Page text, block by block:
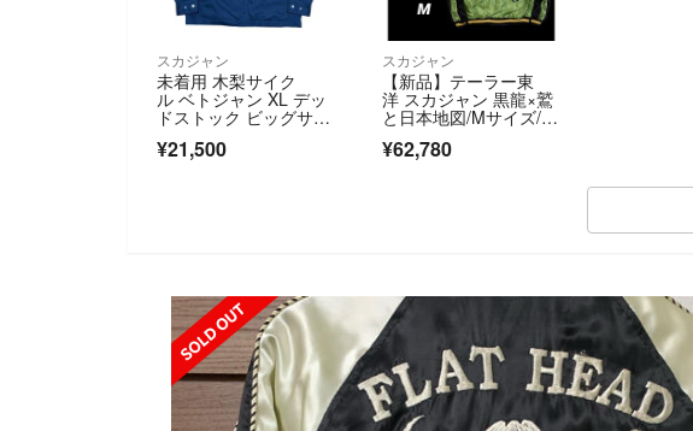
スカジャン
未着用 木梨サイク
ル ベトジャン XL デッ
ドストック ビッグサイ
武 ベトナムジャケッ
¥21,500
スカジャン
【新品】テーラー東
洋 スカジャン 黒龍×鷲
と日本地図/Mサイズ/山
¥62,780
SOLD OUT